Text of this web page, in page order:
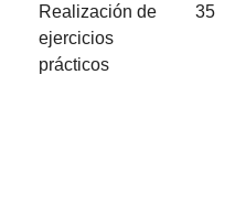
Realización de
ejercicios
prácticos
35